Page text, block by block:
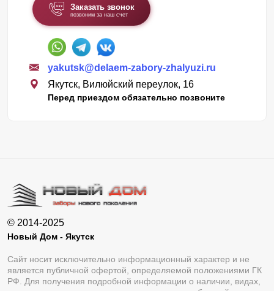
Заказать звонок
позвоним за наш счет
yakutsk@delaem-zabory-zhalyuzi.ru
Якутск, Вилюйский переулок, 16
Перед приездом обязательно позвоните
© 2014-2025
Новый Дом - Якутск
Сайт носит исключительно информационный характер и не
является публичной офертой, определяемой положениями ГК
РФ. Для получения подробной информации о наличии, видах,